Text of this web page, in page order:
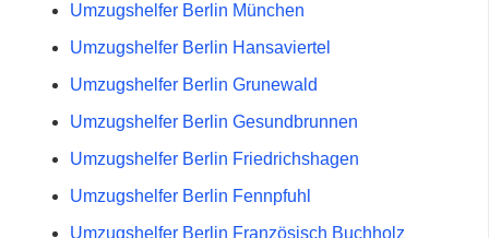
Umzugshelfer Berlin München
Umzugshelfer Berlin Hansaviertel
Umzugshelfer Berlin Grunewald
Umzugshelfer Berlin Gesundbrunnen
Umzugshelfer Berlin Friedrichshagen
Umzugshelfer Berlin Fennpfuhl
Umzugshelfer Berlin Französisch Buchholz